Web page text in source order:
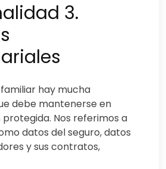
3.
hay mucha
debe mantenerse en
Nos referimos a
datos del seguro, datos
y sus contratos,